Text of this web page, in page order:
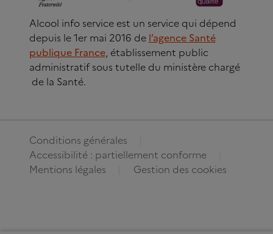
Alcool info service est un service qui dépend
depuis le 1er mai 2016 de l’agence Santé
publique France, établissement public
administratif sous tutelle du ministère chargé
de la Santé.
Conditions générales
Accessibilité : partiellement conforme
Mentions légales
Gestion des cookies